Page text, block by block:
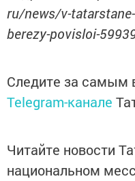
ru/news/v-
berezy-povisloi-
Следите за самым
Telegram-канале
Читайте новости
национальном